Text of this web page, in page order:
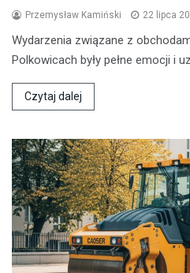
Przemysław Kamiński 22 lipca
Wydarzenia związane z
Polkowicach były pełne emocji i
Czytaj dalej